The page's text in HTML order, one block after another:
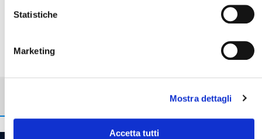
Statistiche
Marketing
Mostra dettagli
Accetta tutti
Potrebbe interessarti